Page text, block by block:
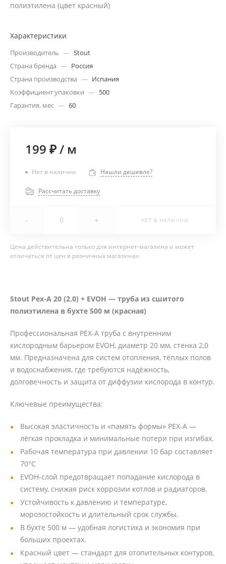
полиэтилена (цвет красный)
Характеристики
Производитель — Stout
Страна бренда — Россия
Страна производства — Испания
Коэффициент упаковки — 500
Гарантия, мес — 60
199 ₽/ м
Нет в наличии Нашли дешевле?
Рассчитать доставку
- + НЕТ В НАЛИЧИИ
Цена действительна только для интернет-магазина и может
отличаться от цен в розничных магазинах
Stout Pex-A 20 (2.0) + EVOH — труба из сшитого
полиэтилена в бухте 500 м (красная)
Профессиональная PEX-A труба с внутренним
кислородным барьером EVOH, диаметр 20 мм, стенка 2,0
мм. Предназначена для систем отопления, тёплых полов
и водоснабжения, где требуются надёжность,
долговечность и защита от диффузии кислорода в контур.
Ключевые преимущества:
Высокая эластичность и «память формы» PEX‑A —
лёгкая прокладка и минимальные потери при изгибах.
Рабочая температура при давлении 10 бар составляет
70°С
EVOH‑слой предотвращает попадание кислорода в
систему, снижая риск коррозии котлов и радиаторов.
Устойчивость к давлению и температуре,
морозостойкость и длительный срок службы.
В бухте 500 м — удобная логистика и экономия при
больших проектах.
Красный цвет — стандарт для отопительных контуров,